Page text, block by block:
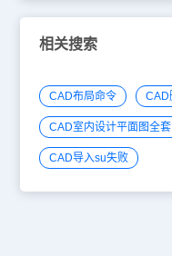
相关搜索
CAD布局命令 CAD
CAD室内设计平面图全套
CAD导入su失败